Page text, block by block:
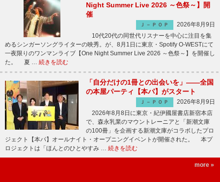
Night Summer Live 2026 ～色祭～】開
催
Ｊ－ＰＯＰ
2026年8月9日
10代20代の同世代リスナーを中心に注目を集
めるシンガーソングライターの映秀。が、8月1日に東京・Spotify O-WESTにて
一夜限りのワンマンライブ【One Night Summer Live 2026 ～色祭～】を開催し
た。 夏 … 続きを読む
「自分だけの1冊との出会いを」――全国
の本屋パーティ【本パ】がスタート
Ｊ－ＰＯＰ
2026年8月9日
2026年8月8日に東京・紀伊國屋書店新宿本店
で、森永乳業のマウントレーニアと「新潮文庫
の100冊」を企画する新潮文庫がコラボしたプロ
ジェクト【本パ】オールナイト・オープニングイベントが開催された。 本プ
ロジェクトは「ほんとのひとやすみ … 続きを読む
more »